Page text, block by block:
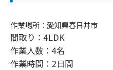
作業場所：愛知県春日井市
間取り：4LDK
作業人数：4名
作業時間：2日間